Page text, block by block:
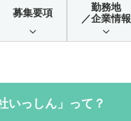
募集要項
勤務地
／企業情報
いっしん」って？